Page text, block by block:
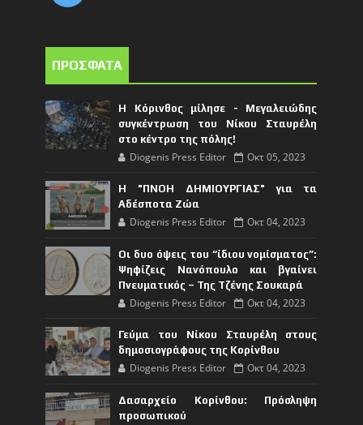
ΠΡΟΣΦΑΤΑ
Η Κόρινθος μίλησε - Μεγαλειώδης
συγκέντρωση του Νίκου Σταυρέλη
στο κέντρο της πόλης!
Diogenis Press Editor Οκτ 05, 2023
Η "ΠΝΟΗ ΔΗΜΙΟΥΡΓΙΑΣ" για τα
Αδέσποτα Ζώα
Diogenis Press Editor Οκτ 04, 2023
Οι δυο όψεις του “ίδιου νομίσματος”:
Ψηφίζεις Νανόπουλο και βγαίνει
Πνευματικός – Της Τζένης Σουκαρά
Diogenis Press Editor Οκτ 04, 2023
Γεύμα του Νίκου Σταυρέλη στους
δημοσιογράφους της Κορίνθου
Diogenis Press Editor Οκτ 04, 2023
Δασαρχείο Κορίνθου: Πρόσληψη
προσωπικού